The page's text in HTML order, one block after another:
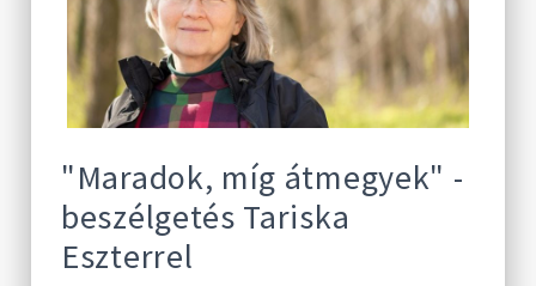
"Maradok, míg átmegyek" -
beszélgetés Tariska
Eszterrel